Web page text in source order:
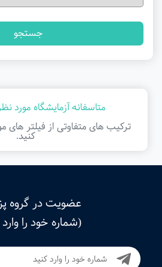
جستجو
متاسفانه آزمایشگاه مورد
ترکیب های متفاوتی از فیلتر ‌های
کنید.
عضویت در گروه
(شماره خود را